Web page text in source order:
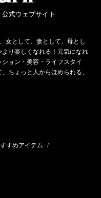
式ウェブサイト
女として、妻として、母とし
り楽しくなれる！元気になれ
ョン・美容・ライフスタイ
ちょっと人からほめられる、
すめアイテム /